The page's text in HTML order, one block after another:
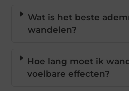
Wat is het beste
wandelen?
Hoe lang moet ik
voelbare effecten?